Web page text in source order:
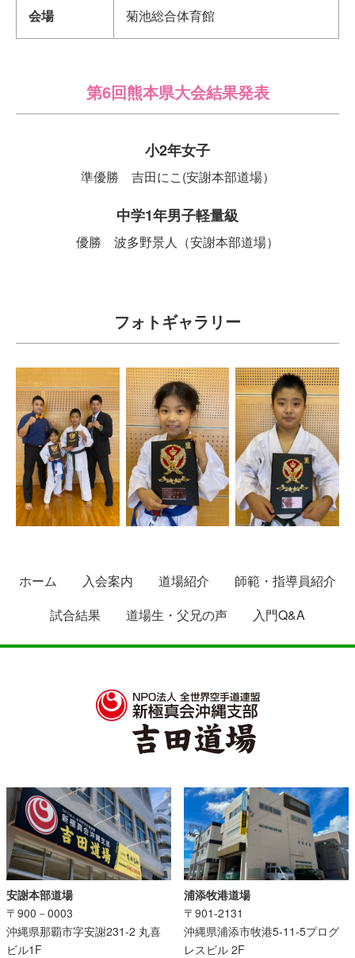
会場 菊池総合体育館
第6回熊本県大会結果発表
小2年女子
準優勝 吉田にこ(安謝本部道場）
中学1年男子軽量級
優勝 波多野景人（安謝本部道場）
フォトギャラリー
ホーム 入会案内 道場紹介
師範・指導員紹介
試合結果
道場生・父兄の声 入門Q&A
安謝本部道場
〒900－0003
沖縄県那覇市字安謝231-2 丸喜
ビル1F
浦添牧港道場
〒901-2131
沖縄県浦添市牧港5-11-5プログ
レスビル 2F